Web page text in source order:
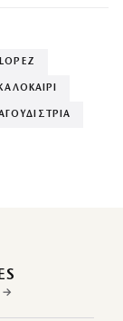
LOPEZ
ΚΑΛΟΚΑΙΡΙ
→